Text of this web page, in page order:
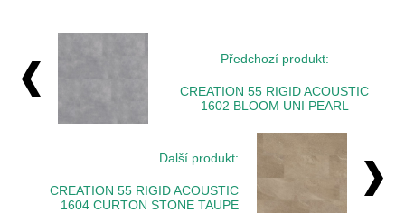
Předchozí produkt:
CREATION 55 RIGID ACOUSTIC
1602 BLOOM UNI PEARL
Další produkt:
CREATION 55 RIGID ACOUSTIC
1604 CURTON STONE TAUPE